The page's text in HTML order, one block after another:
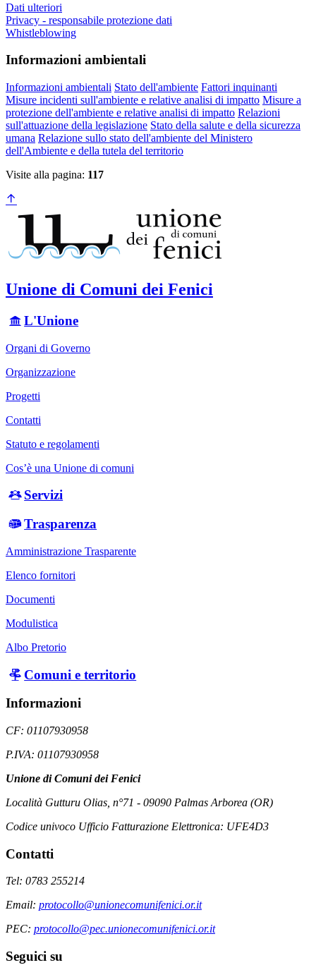
Dati ulteriori
Privacy - responsabile protezione dati
Whistleblowing
Informazioni ambientali
Informazioni ambientali Stato dell'ambiente Fattori inquinanti
Misure incidenti sull'ambiente e relative analisi di impatto Misure a
protezione dell'ambiente e relative analisi di impatto Relazioni
sull'attuazione della legislazione Stato della salute e della sicurezza
umana Relazione sullo stato dell'ambiente del Ministero
dell'Ambiente e della tutela del territorio
Visite alla pagina: 117
Unione di Comuni dei Fenici
L'Unione
Organi di Governo
Organizzazione
Progetti
Contatti
Statuto e regolamenti
Cos’è una Unione di comuni
Servizi
Trasparenza
Amministrazione Trasparente
Elenco fornitori
Documenti
Modulistica
Albo Pretorio
Comuni e territorio
Informazioni
CF: 01107930958
P.IVA: 01107930958
Unione di Comuni dei Fenici
Località Gutturu Olias, n°71 - 09090 Palmas Arborea (OR)
Codice univoco Ufficio Fatturazione Elettronica: UFE4D3
Contatti
Tel: 0783 255214
Email: protocollo@unionecomunifenici.or.it
PEC: protocollo@pec.unionecomunifenici.or.it
Seguici su